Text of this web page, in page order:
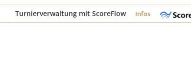
Turnierverwaltung mit ScoreFlow Infos